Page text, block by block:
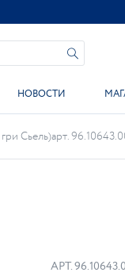
НОВОСТИ
Сьель)арт.
АРТ.